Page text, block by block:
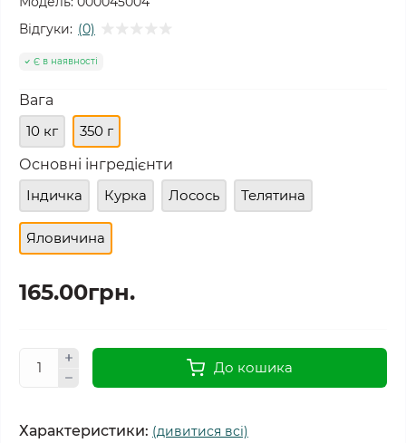
Відгуки: (0)
Є в наявності
Вага
10 кг
350 г
Основні інгредієнти
Індичка
Курка Лосось Телятина
Яловичина
165.00грн.
До кошика
Характеристики: (дивитися всі)